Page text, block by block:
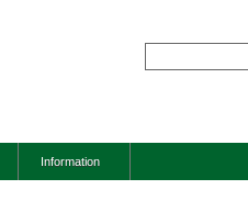
Information